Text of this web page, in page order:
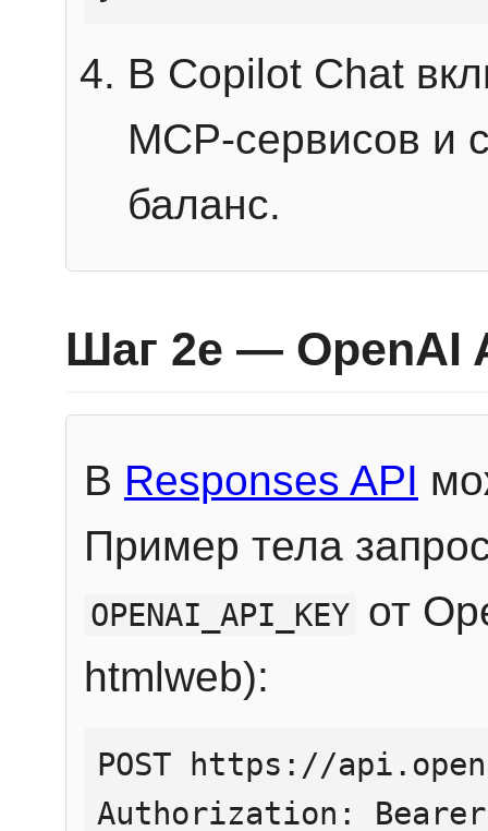
В Copilot Chat
MCP-сервисов и
баланс.
Шаг 2e — OpenAI
В Responses API
Пример тела
OPENAI_API_KEY от
htmlweb):
POST https://
Authorization: